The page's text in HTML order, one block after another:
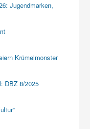
Jugendmarken,
Krümelmonster
DBZ 8/2025